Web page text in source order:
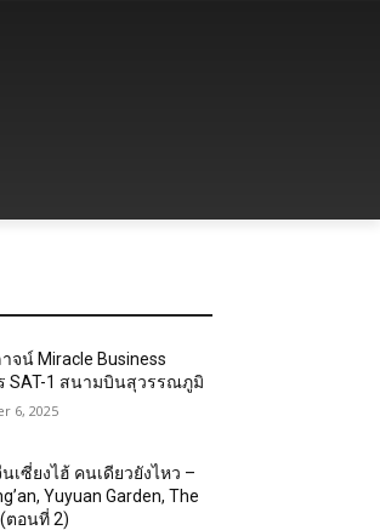
จน์ Miracle Business
SAT-1 สนามบินสุวรรณภูมิ
6, 2025
นเซี่ยงไฮ้ คนเดียวยังไหว –
Yuyuan Garden, The
ตอนที่ 2)